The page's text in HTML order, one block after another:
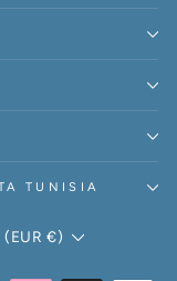
TUNISIA
(EUR €)